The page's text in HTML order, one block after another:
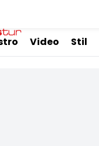
Video Stil